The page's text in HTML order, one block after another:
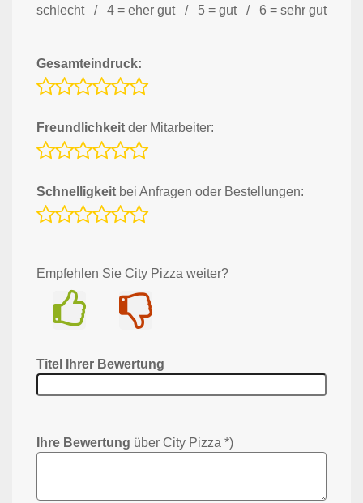
schlecht / 4 = eher gut / 5 = gut / 6 = sehr gut
Gesamteindruck:
Freundlichkeit der Mitarbeiter:
Schnelligkeit bei Anfragen oder Bestellungen:
Empfehlen Sie City Pizza weiter?
Titel Ihrer Bewertung
Ihre Bewertung über City Pizza *)